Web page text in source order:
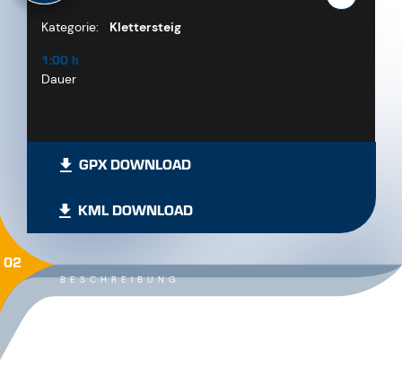
Kategorie: Klettersteig
1:00 h
Dauer
GPX DOWNLOAD
KML DOWNLOAD
BESCHREIBUNG
02